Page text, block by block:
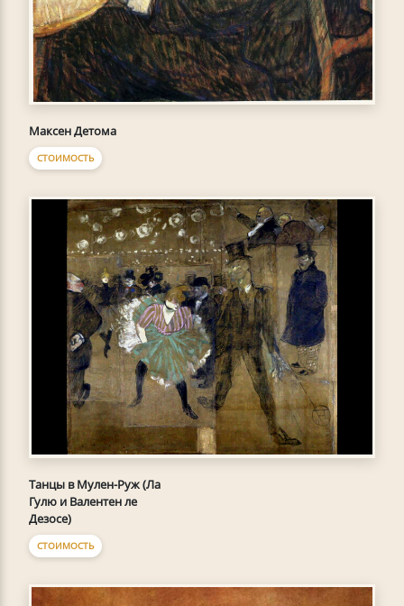
Максен Детома
СТОИМОСТЬ
Танцы в Мулен-Руж (Ла
Гулю и Валентен ле
Дезосе)
СТОИМОСТЬ